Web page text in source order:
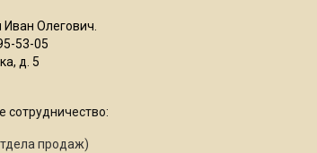
Олегович.
53-05
д. 5
сотрудничество:
продаж)